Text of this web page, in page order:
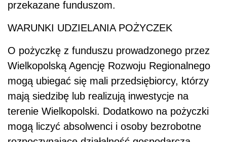
przekazane funduszom.
WARUNKI UDZIELANIA POŻYCZEK
O pożyczkę z funduszu prowadzonego przez
Wielkopolską Agencję Rozwoju Regionalnego
mogą ubiegać się mali przedsiębiorcy, którzy
mają siedzibę lub realizują inwestycje na
terenie Wielkopolski. Dodatkowo na pożyczki
mogą liczyć absolwenci i osoby bezrobotne